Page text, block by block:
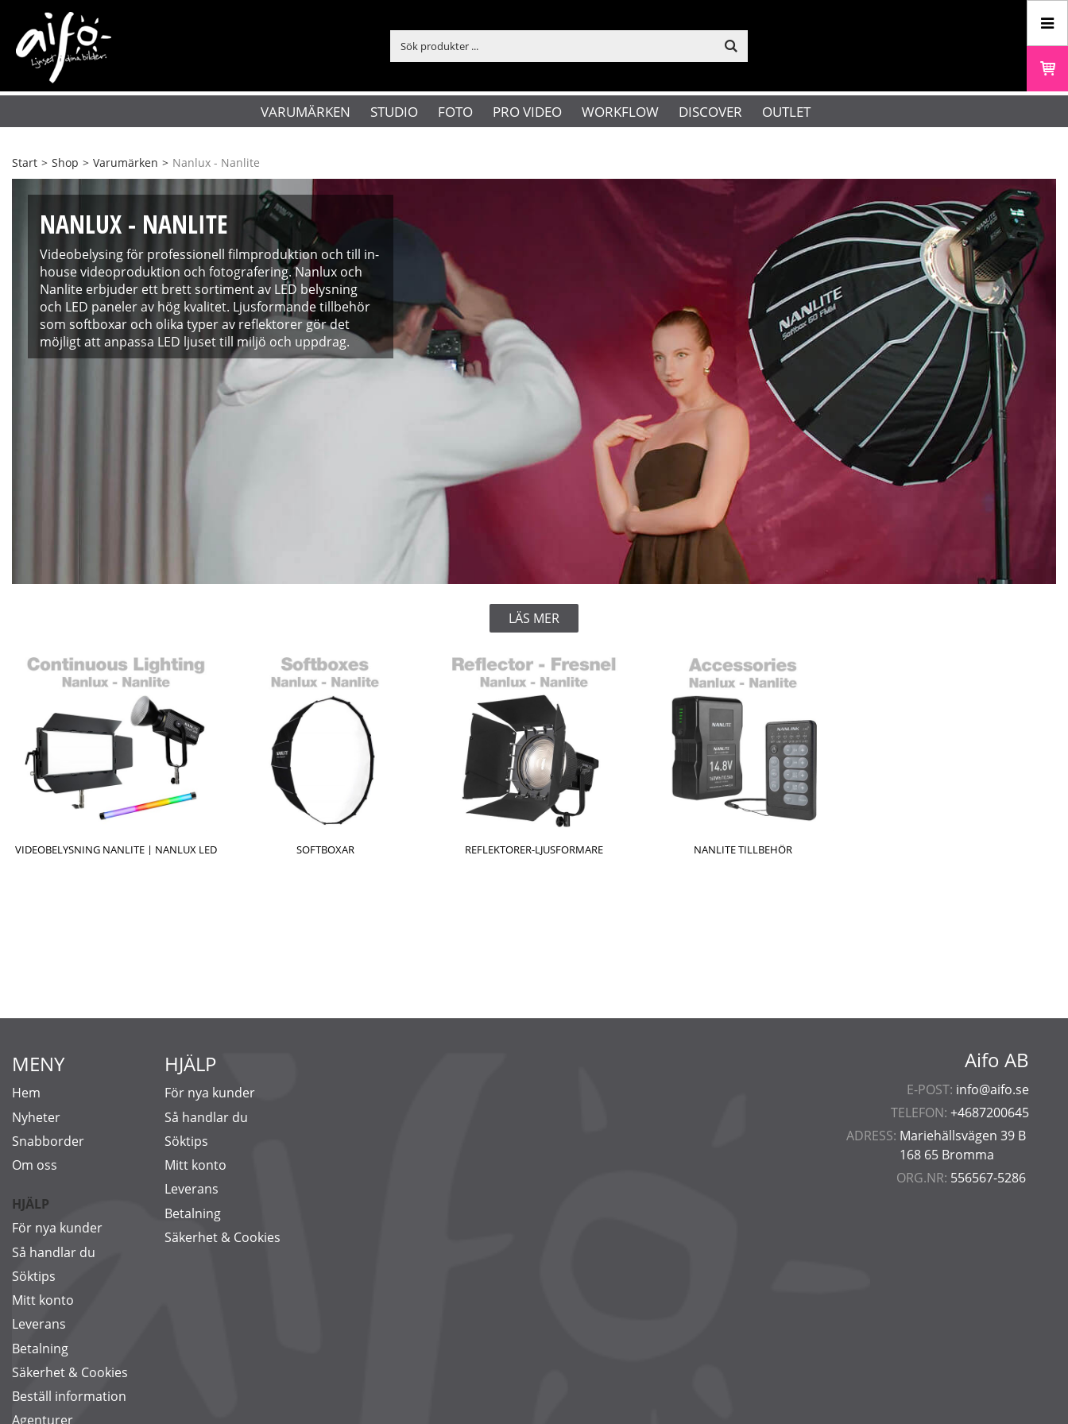
VARUMÄRKEN STUDIO FOTO PRO VIDEO WORKFLOW DISCOVER OUTLET
Start > Shop > Varumärken > Nanlux - Nanlite
NANLUX - NANLITE
Videobelysing för professionell filmproduktion och till in-
house videoproduktion och fotografering. Nanlux och
Nanlite erbjuder ett brett sortiment av LED belysning
och LED paneler av hög kvalitet. Ljusformande tillbehör
som softboxar och olika typer av reflektorer gör det
möjligt att anpassa LED ljuset till miljö och uppdrag.
LÄS MER
VIDEOBELYSNING NANLITE | NANLUX LED SOFTBOXAR REFLEKTORER-LJUSFORMARE NANLITE TILLBEHÖR
Aifo AB
E-POST: info@aifo.se
TELEFON: +4687200645
ADRESS: Mariehällsvägen 39 B
168 65 Bromma
ORG.NR: 556567-5286
MENY
Hem
Nyheter
Snabborder
Om oss
HJÄLP
För nya kunder
Så handlar du
Söktips
Mitt konto
Leverans
Betalning
Säkerhet & Cookies
Beställ information
Agenturer
HJÄLP
För nya kunder
Så handlar du
Söktips
Mitt konto
Leverans
Betalning
Säkerhet & Cookies